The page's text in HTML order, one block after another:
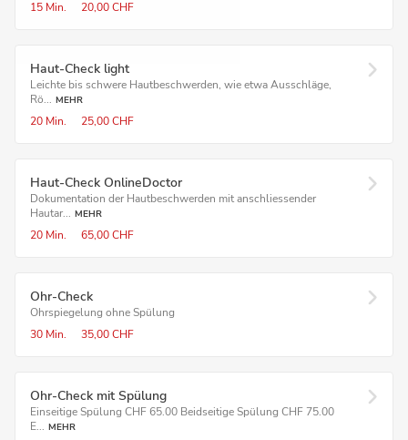
15 Min. 20,00 CHF
Haut-Check light
Leichte bis schwere Hautbeschwerden, wie etwa Ausschläge,
Rö... MEHR
20 Min. 25,00 CHF
Haut-Check OnlineDoctor
Dokumentation der Hautbeschwerden mit anschliessender
Hautar... MEHR
20 Min. 65,00 CHF
Ohr-Check
Ohrspiegelung ohne Spülung
30 Min.
35,00 CHF
Ohr-Check mit Spülung
Einseitige Spülung CHF 65.00 Beidseitige Spülung CHF 75.00
E... MEHR